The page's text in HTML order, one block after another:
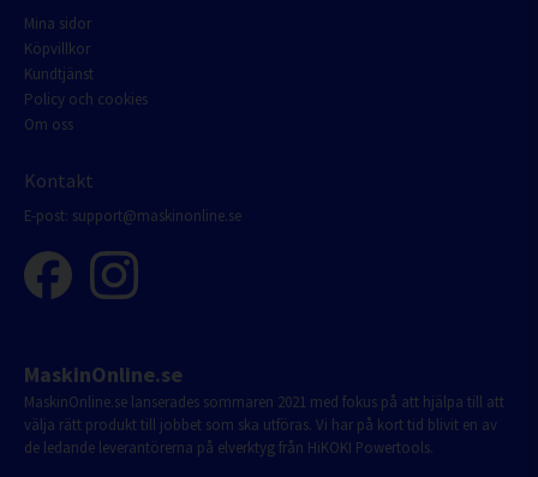
Mina sidor
Köpvillkor
Kundtjänst
Policy och cookies
Om oss
Kontakt
E-post: support@maskinonline.se
MaskinOnline.se
MaskinOnline.se lanserades sommaren 2021 med fokus på att hjälpa till att
välja rätt produkt till jobbet som ska utföras. Vi har på kort tid blivit en av
de ledande leverantörerna på elverktyg från HiKOKI Powertools.